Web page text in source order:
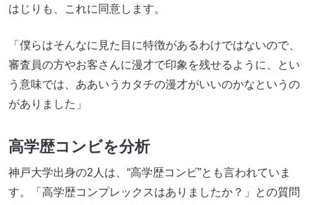
はじりも、これに同意します。
「僕らはそんなに見た目に特徴があるわけではないので、
審査員の方やお客さんに漫才で印象を残せるように、とい
う意味では、ああいうカタチの漫才がいいのかなというの
がありました」
高学歴コンビを分析
神戸大学出身の2人は、“高学歴コンビ”とも言われていま
す。「高学歴コンプレックスはありましたか？」との質問